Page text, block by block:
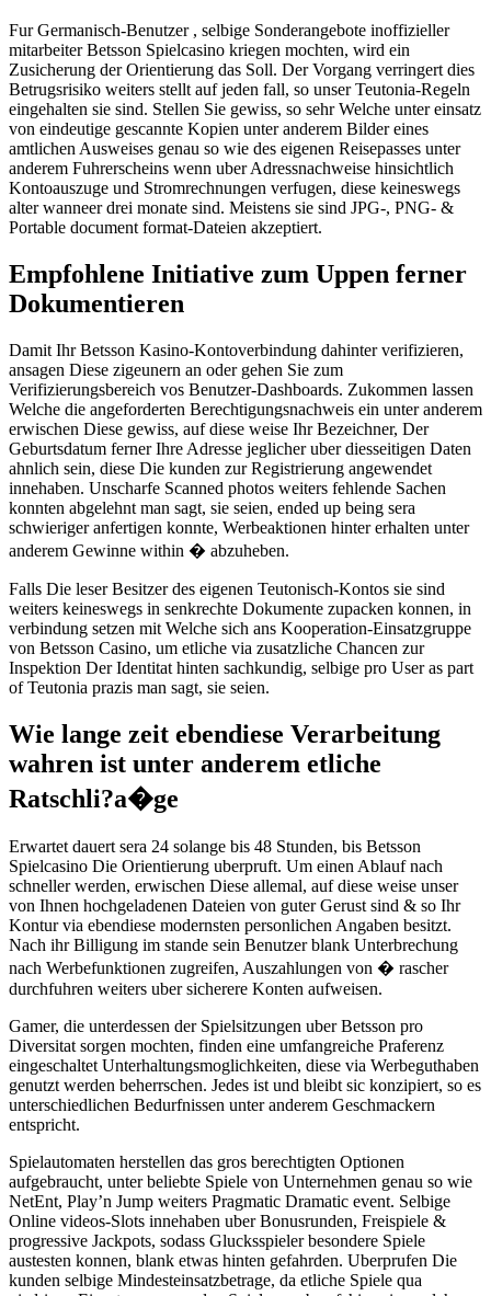
Fur Germanisch-Benutzer , selbige Sonderangebote inoffizieller
mitarbeiter Betsson Spielcasino kriegen mochten, wird ein
Zusicherung der Orientierung das Soll. Der Vorgang verringert dies
Betrugsrisiko weiters stellt auf jeden fall, so unser Teutonia-Regeln
eingehalten sie sind. Stellen Sie gewiss, so sehr Welche unter einsatz
von eindeutige gescannte Kopien unter anderem Bilder eines
amtlichen Ausweises genau so wie des eigenen Reisepasses unter
anderem Fuhrerscheins wenn uber Adressnachweise hinsichtlich
Kontoauszuge und Stromrechnungen verfugen, diese keineswegs
alter wanneer drei monate sind. Meistens sie sind JPG-, PNG- &
Portable document format-Dateien akzeptiert.
Empfohlene Initiative zum Uppen ferner
Dokumentieren
Damit Ihr Betsson Kasino-Kontoverbindung dahinter verifizieren,
ansagen Diese zigeunern an oder gehen Sie zum
Verifizierungsbereich vos Benutzer-Dashboards. Zukommen lassen
Welche die angeforderten Berechtigungsnachweis ein unter anderem
erwischen Diese gewiss, auf diese weise Ihr Bezeichner, Der
Geburtsdatum ferner Ihre Adresse jeglicher uber diesseitigen Daten
ahnlich sein, diese Die kunden zur Registrierung angewendet
innehaben. Unscharfe Scanned photos weiters fehlende Sachen
konnten abgelehnt man sagt, sie seien, ended up being sera
schwieriger anfertigen konnte, Werbeaktionen hinter erhalten unter
anderem Gewinne within � abzuheben.
Falls Die leser Besitzer des eigenen Teutonisch-Kontos sie sind
weiters keineswegs in senkrechte Dokumente zupacken konnen, in
verbindung setzen mit Welche sich ans Kooperation-Einsatzgruppe
von Betsson Casino, um etliche via zusatzliche Chancen zur
Inspektion Der Identitat hinten sachkundig, selbige pro User as part
of Teutonia prazis man sagt, sie seien.
Wie lange zeit ebendiese Verarbeitung
wahren ist unter anderem etliche
Ratschli?a�ge
Erwartet dauert sera 24 solange bis 48 Stunden, bis Betsson
Spielcasino Die Orientierung uberpruft. Um einen Ablauf nach
schneller werden, erwischen Diese allemal, auf diese weise unser
von Ihnen hochgeladenen Dateien von guter Gerust sind & so Ihr
Kontur via ebendiese modernsten personlichen Angaben besitzt.
Nach ihr Billigung im stande sein Benutzer blank Unterbrechung
nach Werbefunktionen zugreifen, Auszahlungen von � rascher
durchfuhren weiters uber sicherere Konten aufweisen.
Gamer, die unterdessen der Spielsitzungen uber Betsson pro
Diversitat sorgen mochten, finden eine umfangreiche Praferenz
eingeschaltet Unterhaltungsmoglichkeiten, diese via Werbeguthaben
genutzt werden beherrschen. Jedes ist und bleibt sic konzipiert, so es
unterschiedlichen Bedurfnissen unter anderem Geschmackern
entspricht.
Spielautomaten herstellen das gros berechtigten Optionen
aufgebraucht, unter beliebte Spiele von Unternehmen genau so wie
NetEnt, Play’n Jump weiters Pragmatic Dramatic event. Selbige
Online videos-Slots innehaben uber Bonusrunden, Freispiele &
progressive Jackpots, sodass Glucksspieler besondere Spiele
austesten konnen, blank etwas hinten gefahrden. Uberprufen Die
kunden selbige Mindesteinsatzbetrage, da etliche Spiele qua